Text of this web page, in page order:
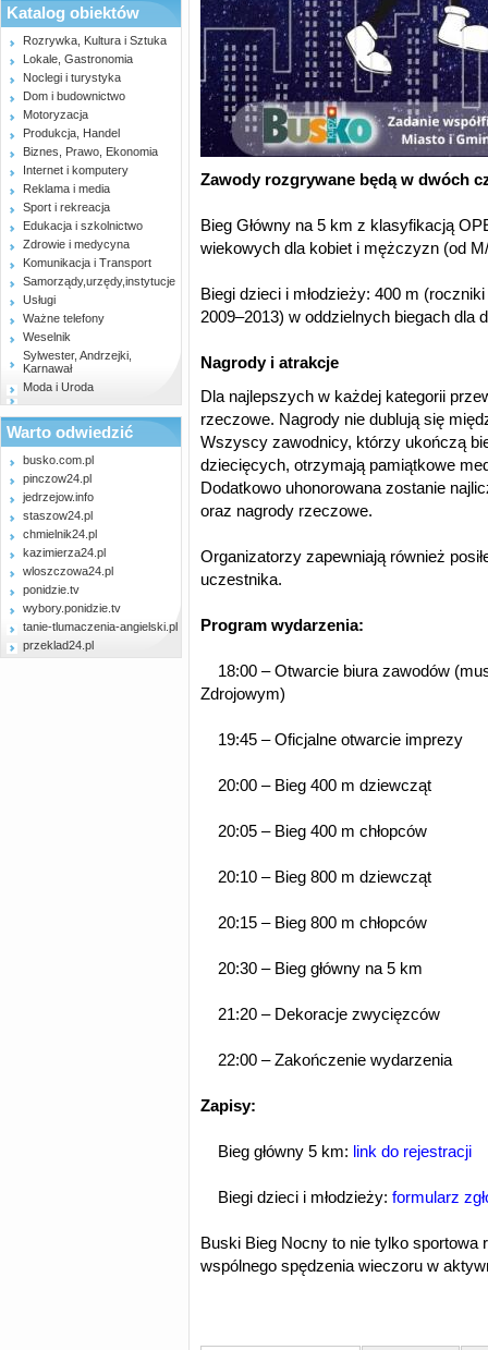
Katalog obiektów
Rozrywka, Kultura i Sztuka
Lokale, Gastronomia
Noclegi i turystyka
Dom i budownictwo
Motoryzacja
Produkcja, Handel
Biznes, Prawo, Ekonomia
Internet i komputery
Reklama i media
Sport i rekreacja
Edukacja i szkolnictwo
Zdrowie i medycyna
Komunikacja i Transport
Samorządy,urzędy,instytucje
Usługi
Ważne telefony
Weselnik
Sylwester, Andrzejki,
Karnawał
Moda i Uroda
Warto odwiedzić
busko.com.pl
pinczow24.pl
jedrzejow.info
staszow24.pl
chmielnik24.pl
kazimierza24.pl
wloszczowa24.pl
ponidzie.tv
wybory.ponidzie.tv
tanie-tlumaczenia-angielski.pl
przeklad24.pl
Zawody rozgrywane będą w dwóch
Bieg Główny na 5 km z klasyfikacją
wiekowych dla kobiet i mężczyzn (od
Biegi dzieci i młodzieży: 400 m
2009–2013) w oddzielnych biegach dla
Nagrody i atrakcje
Dla najlepszych w każdej kategorii
rzeczowe. Nagrody nie dublują się
Wszyscy zawodnicy, którzy ukończą
dziecięcych, otrzymają pamiątkowe
Dodatkowo uhonorowana zostanie
oraz nagrody rzeczowe.
Organizatorzy zapewniają również
uczestnika.
Program wydarzenia:
18:00 – Otwarcie biura zawodów
Zdrojowym)
19:45 – Oficjalne otwarcie imprezy
20:00 – Bieg 400 m dziewcząt
20:05 – Bieg 400 m chłopców
20:10 – Bieg 800 m dziewcząt
20:15 – Bieg 800 m chłopców
20:30 – Bieg główny na 5 km
21:20 – Dekoracje zwycięzców
22:00 – Zakończenie wydarzenia
Zapisy:
Bieg główny 5 km: link do rejestracji
Biegi dzieci i młodzieży: formularz
Buski Bieg Nocny to nie tylko sportowa
wspólnego spędzenia wieczoru w